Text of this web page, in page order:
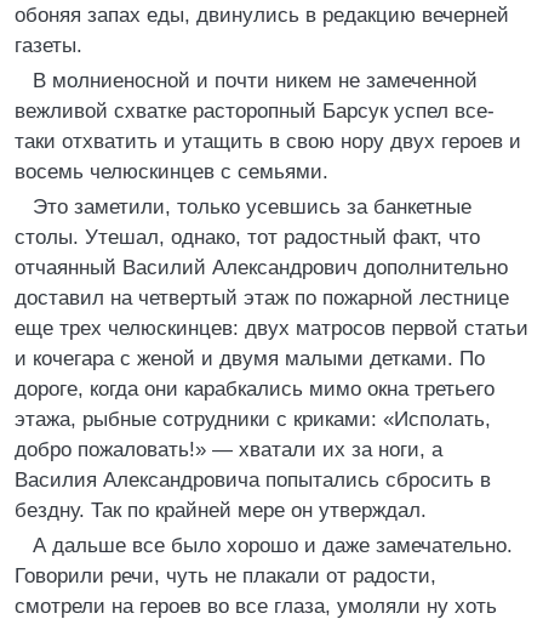
обоняя запах еды, двинулись в редакцию вечерней
газеты.
В молниеносной и почти никем не замеченной
вежливой схватке расторопный Барсук успел все-
таки отхватить и утащить в свою нору двух героев и
восемь челюскинцев с семьями.
Это заметили, только усевшись за банкетные
столы. Утешал, однако, тот радостный факт, что
отчаянный Василий Александрович дополнительно
доставил на четвертый этаж по пожарной лестнице
еще трех челюскинцев: двух матросов первой статьи
и кочегара с женой и двумя малыми детками. По
дороге, когда они карабкались мимо окна третьего
этажа, рыбные сотрудники с криками: «Исполать,
добро пожаловать!» — хватали их за ноги, а
Василия Александровича попытались сбросить в
бездну. Так по крайней мере он утверждал.
А дальше все было хорошо и даже замечательно.
Говорили речи, чуть не плакали от радости,
смотрели на героев во все глаза, умоляли ну хоть